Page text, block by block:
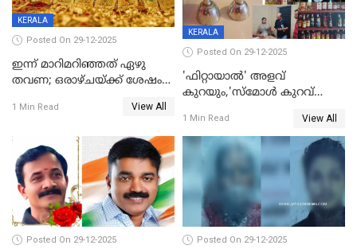
KERALA
Posted On 29-12-2025
ഇന്ന് മാറിമറിഞ്ഞത് ഏഴു
തവണ; ഒരാഴ്ചയ്ക്ക് ശേഷം
1 Min Read View All
KERALA
Posted On 29-12-2025
'ഫിറ്റായാൽ' അളവ്
കുറയും,'സ്‌മോൾ കുറവ്
പിഴ
1 Min Read View All
Posted On 29-12-2025 Posted On 29-12-2025